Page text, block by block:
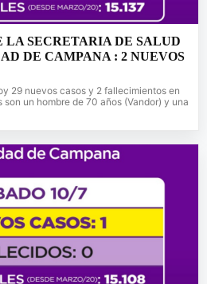
SECRETARIA DE SALUD
DE CAMPANA : 2 NUEVOS
29 nuevos casos y 2 fallecimientos en
un hombre de 70 años (Vandor) y una